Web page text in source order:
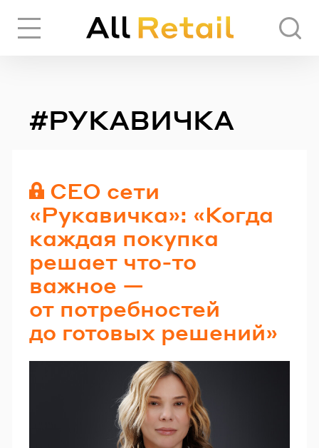
#РУКАВИЧКА
CEO сети
«Рукавичка»: «Когда
каждая покупка
решает что-то
важное —
от потребностей
до готовых решений»
ЧЕРЕЗ СОЦИАЛЬНЫЕ СЕТИ
GOOGLE
Email
Забыли пароль?